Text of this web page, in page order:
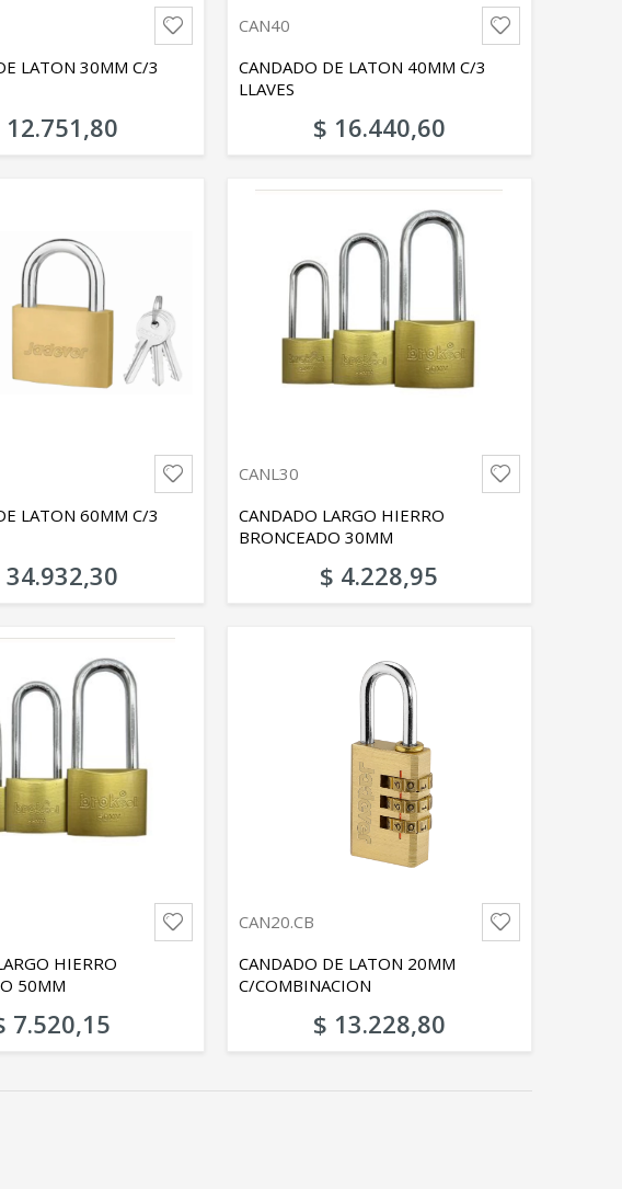
LATON 30MM C/3
12.751,80
CAN40
CANDADO DE LATON 40MM C/3
LLAVES
$ 16.440,60
LATON 60MM C/3
34.932,30
CANL30
CANDADO LARGO HIERRO
BRONCEADO 30MM
$ 4.228,95
HIERRO
50MM
7.520,15
CAN20.CB
CANDADO DE LATON 20MM
C/COMBINACION
$ 13.228,80